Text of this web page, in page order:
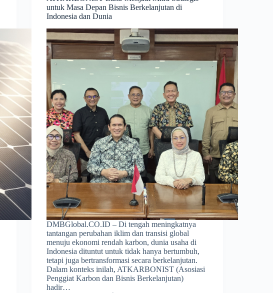
untuk Masa Depan Bisnis Berkelanjutan di
Indonesia dan Dunia
DMBGlobal.CO.ID – Di tengah meningkatnya
tantangan perubahan iklim dan transisi global
menuju ekonomi rendah karbon, dunia usaha di
Indonesia dituntut untuk tidak hanya bertumbuh,
tetapi juga bertransformasi secara berkelanjutan.
Dalam konteks inilah, ATKARBONIST (Asosiasi
Penggiat Karbon dan Bisnis Berkelanjutan)
hadir…